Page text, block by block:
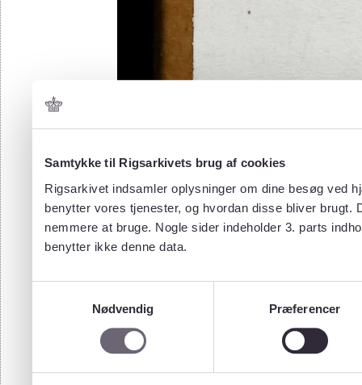
Samtykke til Rigsarkivets brug af cookies
Rigsarkivet indsamler oplysninger om dine besøg ved
benytter vores tjenester, og hvordan disse bliver
nemmere at bruge. Nogle sider indeholder 3. parts
benytter ikke denne data.
Nødvendig
Præferencer